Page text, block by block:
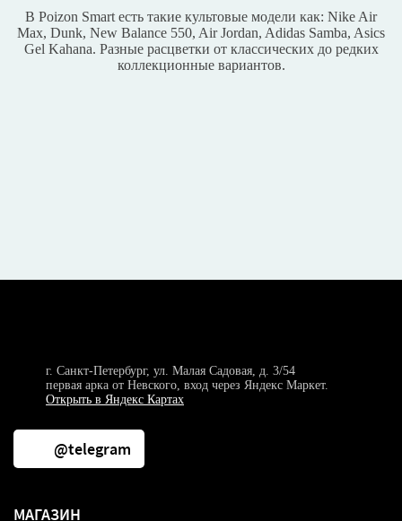
В Poizon Smart есть такие культовые модели как: Nike Air
Max, Dunk, New Balance 550, Air Jordan, Adidas Samba, Asics
Gel Kahana. Разные расцветки от классических до редких
коллекционные вариантов.
г. Санкт-Петербург, ул. Малая Садовая, д. 3/54
первая арка от Невского, вход через Яндекс Маркет.
Открыть в Яндекс Картах
@telegram
МАГАЗИН